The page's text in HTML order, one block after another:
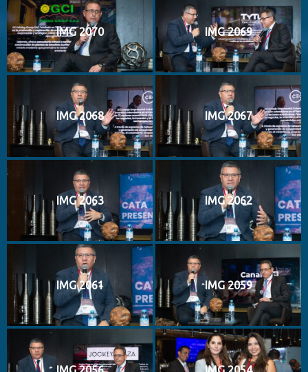
IMG 2070 IMG 2069
IMG 2068 IMG 2067
IMG 2063 IMG 2062
IMG 2061 IMG 2059